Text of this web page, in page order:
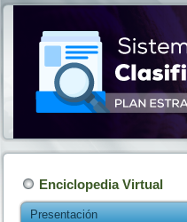
Enciclopedia Virtual
Presentación